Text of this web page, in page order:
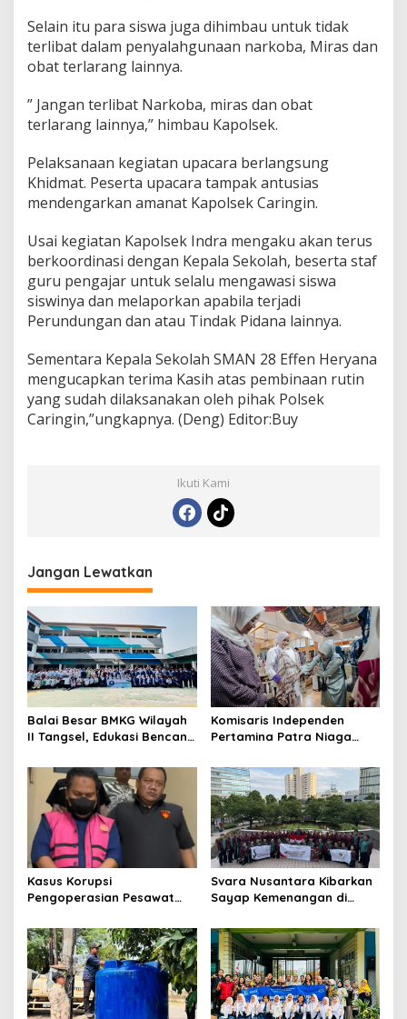
Selain itu para siswa juga dihimbau untuk tidak
terlibat dalam penyalahgunaan narkoba, Miras dan
obat terlarang lainnya.
” Jangan terlibat Narkoba, miras dan obat
terlarang lainnya,” himbau Kapolsek.
Pelaksanaan kegiatan upacara berlangsung
Khidmat. Peserta upacara tampak antusias
mendengarkan amanat Kapolsek Caringin.
Usai kegiatan Kapolsek Indra mengaku akan terus
berkoordinasi dengan Kepala Sekolah, beserta staf
guru pengajar untuk selalu mengawasi siswa
siswinya dan melaporkan apabila terjadi
Perundungan dan atau Tindak Pidana lainnya.
Sementara Kepala Sekolah SMAN 28 Effen Heryana
mengucapkan terima Kasih atas pembinaan rutin
yang sudah dilaksanakan oleh pihak Polsek
Caringin,”ungkapnya. (Deng) Editor:Buy
Ikuti Kami
Jangan Lewatkan
Balai Besar BMKG Wilayah
II Tangsel, Edukasi Bencana
kepada pelajar UPTD SMPN
23
Komisaris Independen
Pertamina Patra Niaga
Mitra Binaan dengan
Sentuhan Kemanusiaan dan
Keberlanjutan
Kasus Korupsi
Pengoperasian Pesawat
Development Ditetapkan
Tersangka
Svara Nusantara Kibarkan
Sayap Kemenangan di